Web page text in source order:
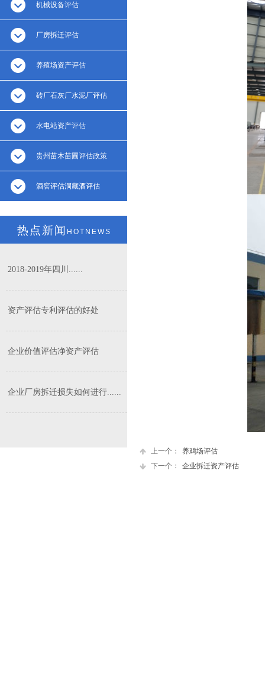
上一个：
养鸡场评估
下一个：
企业拆迁资产评估
机械设备评估
厂房拆迁评估
养殖场资产评估
砖厂石灰厂水泥厂评估
水电站资产评估
贵州苗木苗圃评估政策
酒窖评估洞藏酒评估
热点新闻 HOTNEWS
2018-2019年四川......
资产评估专利评估的好处
企业价值评估净资产评估
企业厂房拆迁损失如何进行......